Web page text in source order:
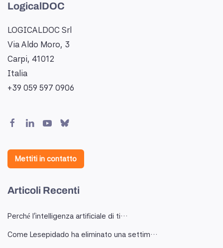
LogicalDOC
LOGICALDOC Srl
Via Aldo Moro, 3
Carpi, 41012
Italia
+39 059 597 0906
Mettiti in contatto
Articoli Recenti
Perché l'intelligenza artificiale di ti…
Come Lesepidado ha eliminato una settim…